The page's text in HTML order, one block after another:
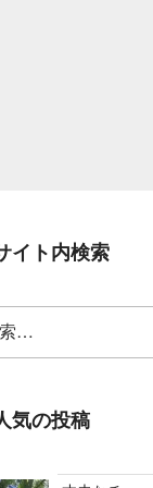
イト内検索
気の投稿